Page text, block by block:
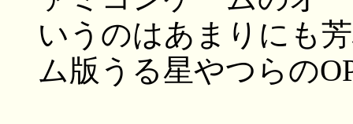
いうのはあまりにも
ム版うる星やつらの